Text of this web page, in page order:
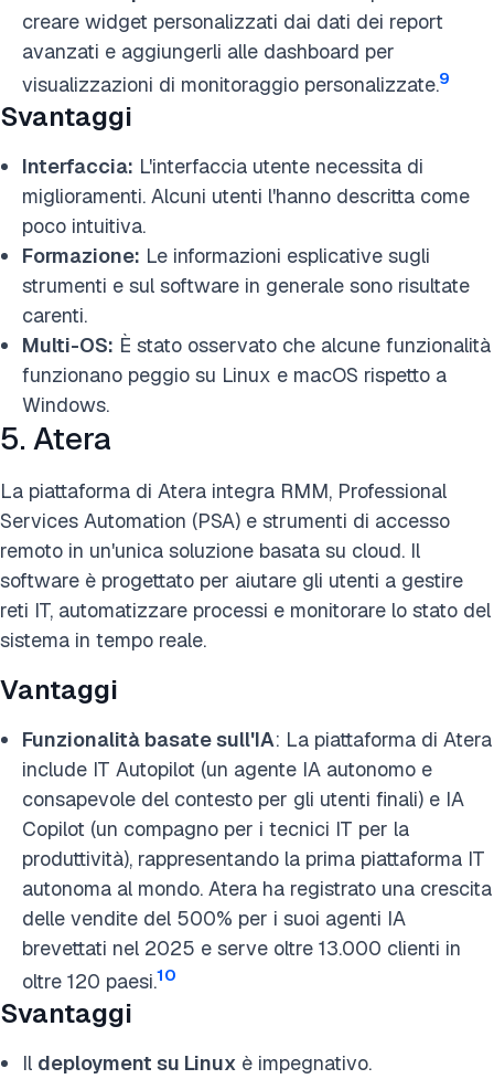
creare widget personalizzati dai dati dei report
avanzati e aggiungerli alle dashboard per
visualizzazioni di monitoraggio personalizzate.9
Svantaggi
Interfaccia: L'interfaccia utente necessita di
miglioramenti. Alcuni utenti l'hanno descritta come
poco intuitiva.
Formazione: Le informazioni esplicative sugli
strumenti e sul software in generale sono risultate
carenti.
Multi-OS: È stato osservato che alcune funzionalità
funzionano peggio su Linux e macOS rispetto a
Windows.
5. Atera
La piattaforma di Atera integra RMM, Professional
Services Automation (PSA) e strumenti di accesso
remoto in un'unica soluzione basata su cloud. Il
software è progettato per aiutare gli utenti a gestire
reti IT, automatizzare processi e monitorare lo stato del
sistema in tempo reale.
Vantaggi
Funzionalità basate sull'IA: La piattaforma di Atera
include IT Autopilot (un agente IA autonomo e
consapevole del contesto per gli utenti finali) e IA
Copilot (un compagno per i tecnici IT per la
produttività), rappresentando la prima piattaforma IT
autonoma al mondo. Atera ha registrato una crescita
delle vendite del 500% per i suoi agenti IA
brevettati nel 2025 e serve oltre 13.000 clienti in
oltre 120 paesi.10
Svantaggi
Il deployment su Linux è impegnativo.